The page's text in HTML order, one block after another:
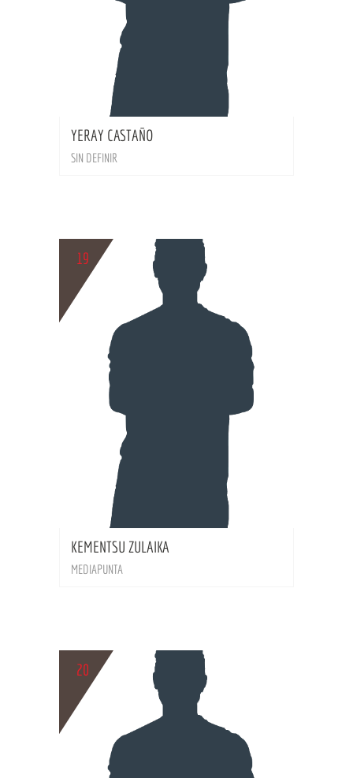
YERAY CASTAÑO
SIN DEFINIR
19
KEMENTSU ZULAIKA
MEDIAPUNTA
20